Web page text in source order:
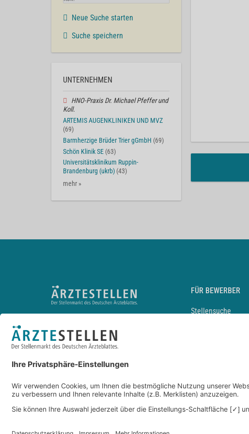
Neue Suche starten
Suche speichern
UNTERNEHMEN
HNO-Praxis Dr. Michael Pfeffer und
Koll.
ARTEMIS AUGENKLINIKEN UND MVZ
(69)
Barmherzige Brüder Trier gGmbH (69)
Schön Klinik SE (63)
Universitätsklinikum Ruppin-
Brandenburg (ukrb) (43)
mehr »
FÜR BEWERBER
Stellensuche
Durchsuchen Sie